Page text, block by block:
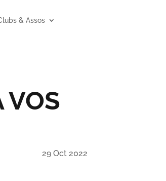
& Assos
VOS
29 Oct 2022